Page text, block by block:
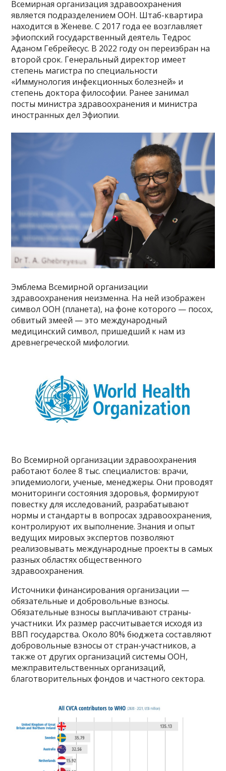
Всемирная организация здравоохранения
является подразделением ООН. Штаб-квартира
находится в Женеве. С 2017 года ее возглавляет
эфиопский государственный деятель Тедрос
Аданом Гебрейесус. В 2022 году он переизбран на
второй срок. Генеральный директор имеет
степень магистра по специальности
«Иммунология инфекционных болезней» и
степень доктора философии. Ранее занимал
посты министра здравоохранения и министра
иностранных дел Эфиопии.
Эмблема Всемирной организации
здравоохранения неизменна. На ней изображен
символ ООН (планета), на фоне которого — посох,
обвитый змеей — это международный
медицинский символ, пришедший к нам из
древнегреческой мифологии.
Во Всемирной организации здравоохранения
работают более 8 тыс. специалистов: врачи,
эпидемиологи, ученые, менеджеры. Они проводят
мониторинги состояния здоровья, формируют
повестку для исследований, разрабатывают
нормы и стандарты в вопросах здравоохранения,
контролируют их выполнение. Знания и опыт
ведущих мировых экспертов позволяют
реализовывать международные проекты в самых
разных областях общественного
здравоохранения.
Источники финансирования организации —
обязательные и добровольные взносы.
Обязательные взносы выплачивают страны-
участники. Их размер рассчитывается исходя из
ВВП государства. Около 80% бюджета составляют
добровольные взносы от стран-участников, а
также от других организаций системы ООН,
межправительственных организаций,
благотворительных фондов и частного сектора.